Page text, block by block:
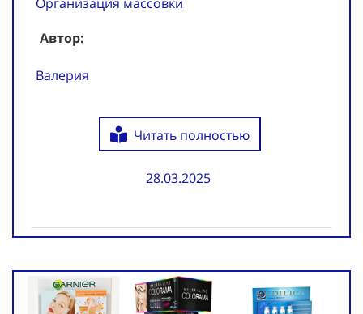
Автор:
Валерия
Читать полностью
28.03.2025